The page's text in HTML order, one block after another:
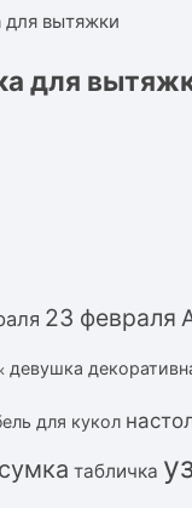
для
23 февраля
девушка
для кукол
сумка табличка